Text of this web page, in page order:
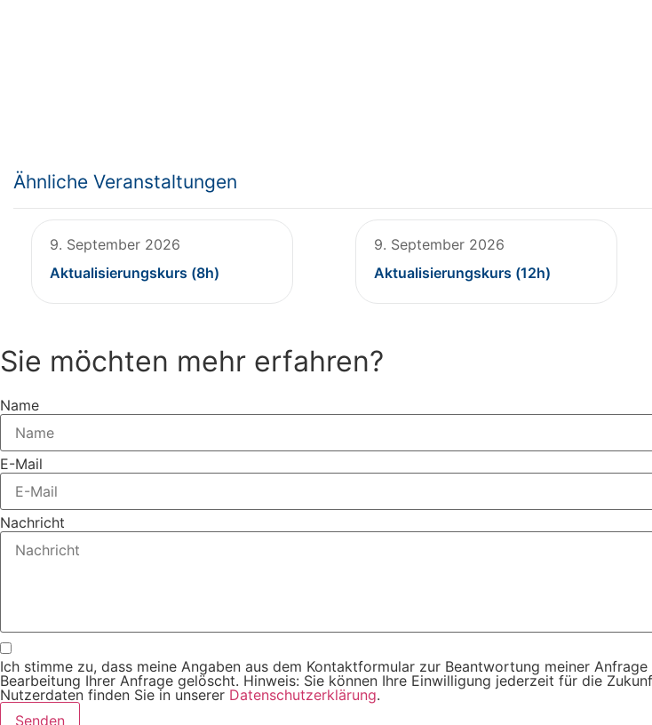
Ähnliche Veranstaltungen
9. September 2026
Aktualisierungskurs (8h)
9. September 2026
Aktualisierungskurs (12h)
Sie möchten mehr erfahren?
Name
E-Mail
Nachricht
Ich stimme zu, dass meine Angaben aus dem Kontaktformular zur Beantwortung meiner
Bearbeitung Ihrer Anfrage gelöscht. Hinweis: Sie können Ihre Einwilligung jederzeit für die
Nutzerdaten finden Sie in unserer Datenschutzerklärung.
Senden